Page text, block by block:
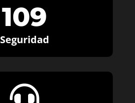
109
Seguridad